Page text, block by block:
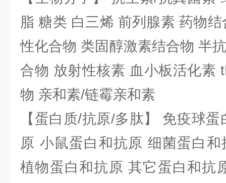
脂 糖类 白三烯 前列腺素 药物
性化合物 类固醇激素结合物 半
合物 放射性核素 血小板活化素
物 亲和素/链霉亲和素
【蛋白质/抗原/多肽】 免疫球
原 小鼠蛋白和抗原 细菌蛋白
植物蛋白和抗原 其它蛋白和抗